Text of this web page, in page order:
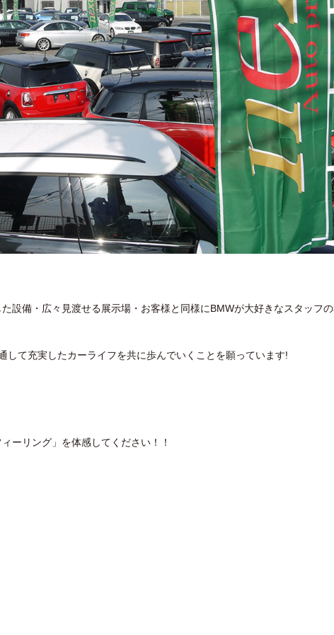
設備・広々見渡せる展示場・お客様と同様にBMWが大好きなスタッフ
して充実したカーライフを共に歩んでいくことを願っています!
ーリング」を体感してください！！